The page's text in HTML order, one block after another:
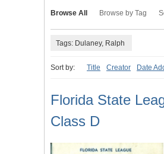
Browse All Browse by Tag
Tags: Dulaney, Ralph
Sort by: Title Creator Date
Florida State
Class D